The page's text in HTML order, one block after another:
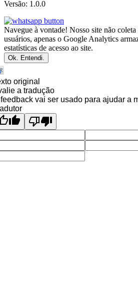
Versão: 1.0.0
Navegue à vontade! Nosso site não coleta
usuários, apenas o Google Analytics
estatísticas de acesso ao site.
Ok. Entendi.
original
a tradução
vai ser usado para ajudar a